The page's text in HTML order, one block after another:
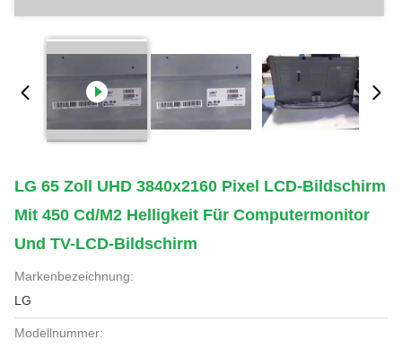
LG 65 Zoll UHD 3840x2160 Pixel LCD-Bildschirm
Mit 450 Cd/m2 Helligkeit Für Computermonitor
Und TV-LCD-Bildschirm
Markenbezeichnung:
LG
Modellnummer: